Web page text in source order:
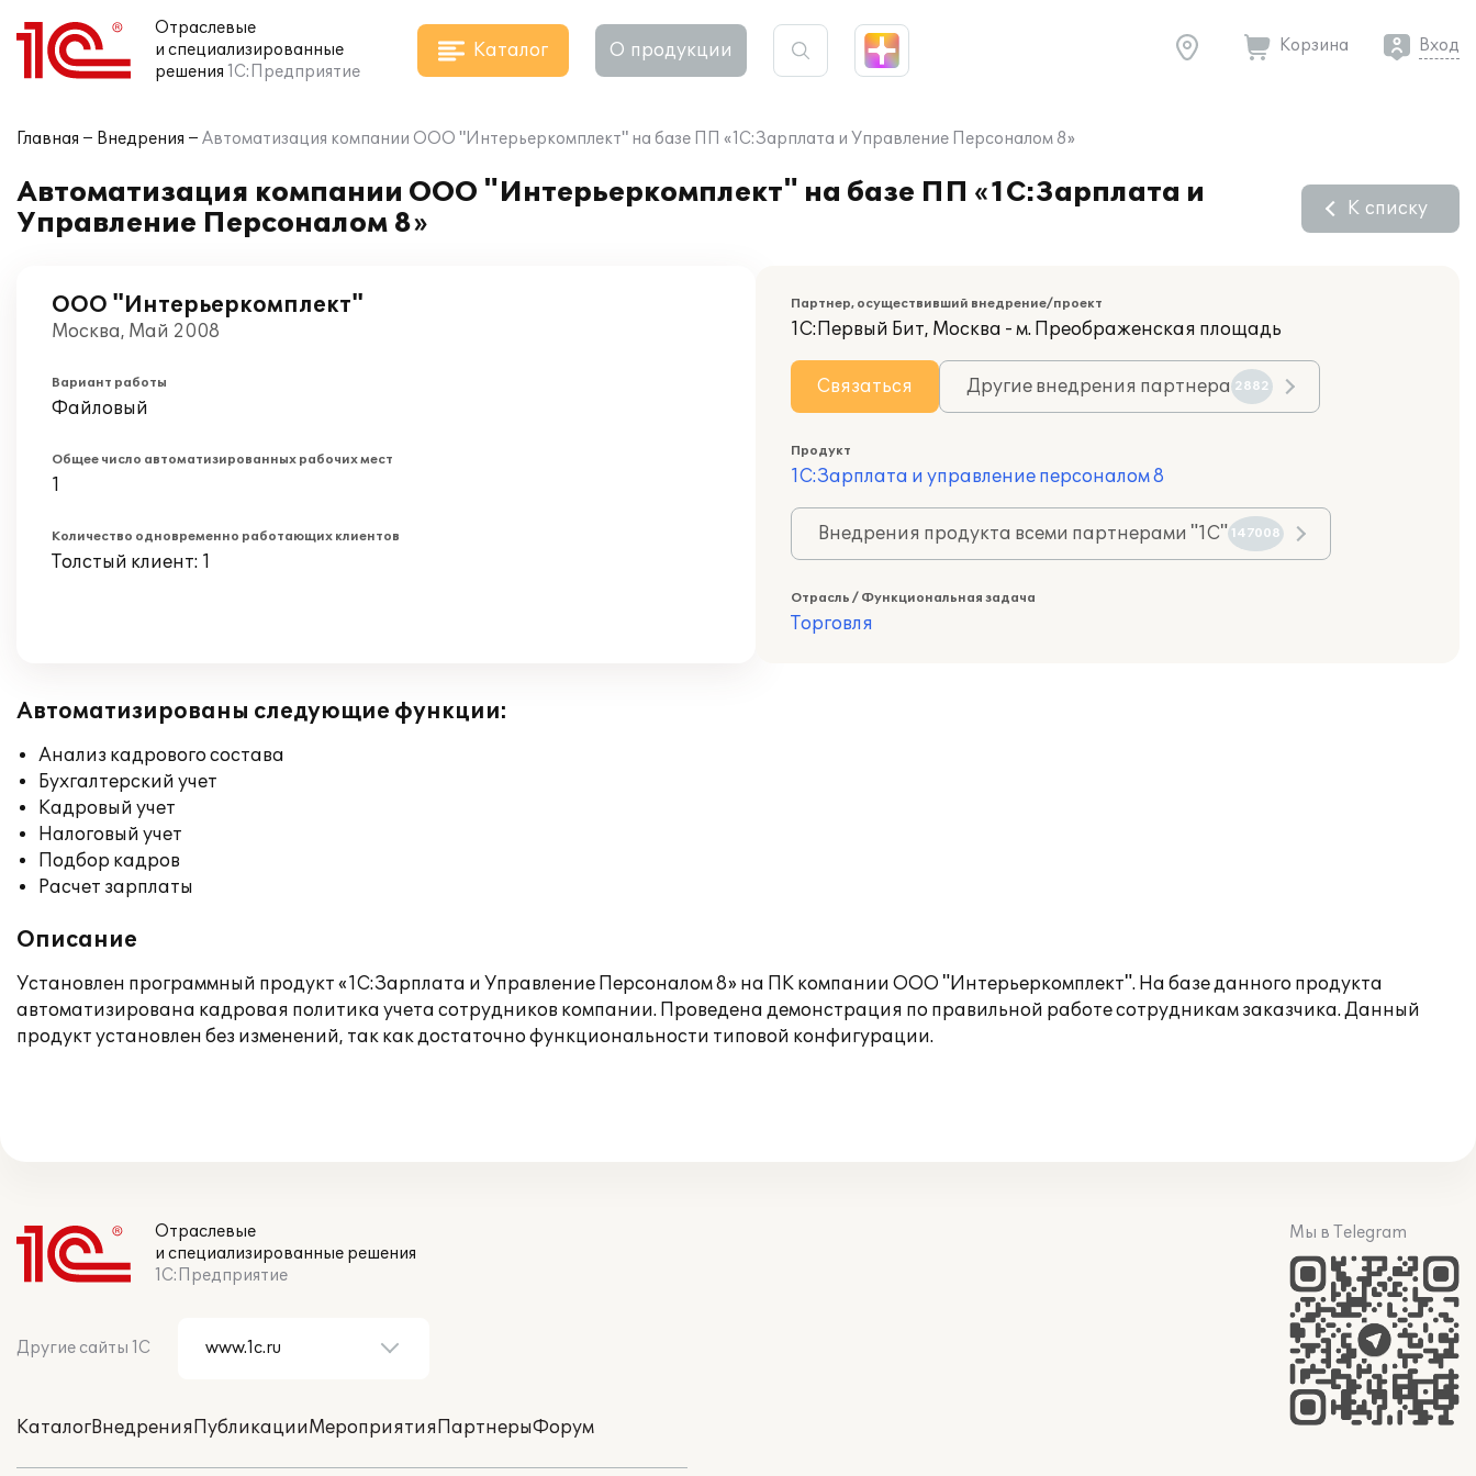
Отраслевые
и специализированные
решения 1С:Предприятие
Каталог О продукции Корзина Вход
Главная Внедрения Автоматизация компании ООО "Интерьеркомплект" на базе ПП «1С:Зарплата и Управление Персоналом 8»
Автоматизация компании ООО "Интерьеркомплект" на базе ПП «1С:Зарплата и
Управление Персоналом 8»
К списку
ООО "Интерьеркомплект"
Москва, Май 2008
Вариант работы
Файловый
Общее число автоматизированных рабочих мест
1
Количество одновременно работающих клиентов
Толстый клиент: 1
Партнер, осуществивший внедрение/проект
1С:Первый Бит, Москва - м. Преображенская площадь
Связаться Другие внедрения партнера 2882
Продукт
1С:Зарплата и управление персоналом 8
Внедрения продукта всеми партнерами "1С" 147008
Отрасль / Функциональная задача
Торговля
Автоматизированы следующие функции:
Анализ кадрового состава
Бухгалтерский учет
Кадровый учет
Налоговый учет
Подбор кадров
Расчет зарплаты
Описание
Установлен программный продукт «1С:Зарплата и Управление Персоналом 8» на ПК компании ООО "Интерьеркомплект". На базе данного продукта
автоматизирована кадровая политика учета сотрудников компании. Проведена демонстрация по правильной работе сотрудникам заказчика. Данный
продукт установлен без изменений, так как достаточно функциональности типовой конфигурации.
Отраслевые
и специализированные решения
1С:Предприятие
Другие сайты 1С
КаталогВнедренияПубликацииМероприятияПартнерыФорум
Мы в Telegram